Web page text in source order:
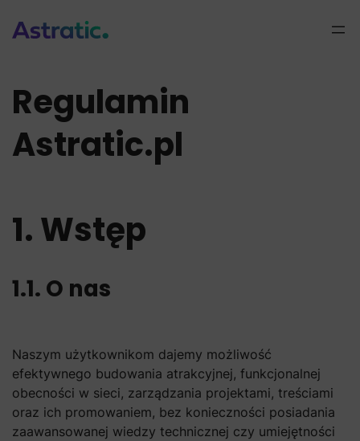
do
Regulamin
Astratic.pl
1. Wstęp
1.1. O nas
Naszym użytkownikom dajemy możliwość
efektywnego budowania atrakcyjnej, funkcjonalnej
obecności w sieci, zarządzania projektami, treściami
oraz ich promowaniem, bez konieczności posiadania
zaawansowanej wiedzy technicznej czy umiejętności